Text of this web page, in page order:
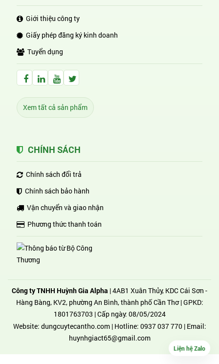
Giới thiệu công ty
Giấy phép đăng ký kinh doanh
Tuyển dụng
Facebook Huỳnh Gia Alpha
LinkedIn Huỳnh Gia Alpha
YouTube Huỳnh Gia Alpha
Twitter Huỳnh Gia Alpha
Xem tất cả sản phẩm
CHÍNH SÁCH
Chính sách đổi trả
Chính sách bảo hành
Vận chuyển và giao nhận
Phương thức thanh toán
Công ty TNHH Huỳnh Gia Alpha | 4AB1 Xuân Thủy, KDC Cái Sơn -
Hàng Bàng, KV2, phường An Bình, thành phố Cần Thơ | GPKD:
1801763703 | Cấp ngày: 08/05/2024
Website: dungcuytecantho.com| Hotline: 0937 037 770| Email:
huynhgiact65@gmail.com
Liện hệ Zalo